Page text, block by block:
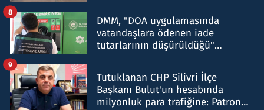
DMM, "DOA uygulamasında
vatandaşlara ödenen iade
tutarlarının düşürüldüğü"
8
Tutuklanan CHP Silivri İlçe
Başkanı Bulut'un hesabında
milyonluk para trafiğine: Patron
9